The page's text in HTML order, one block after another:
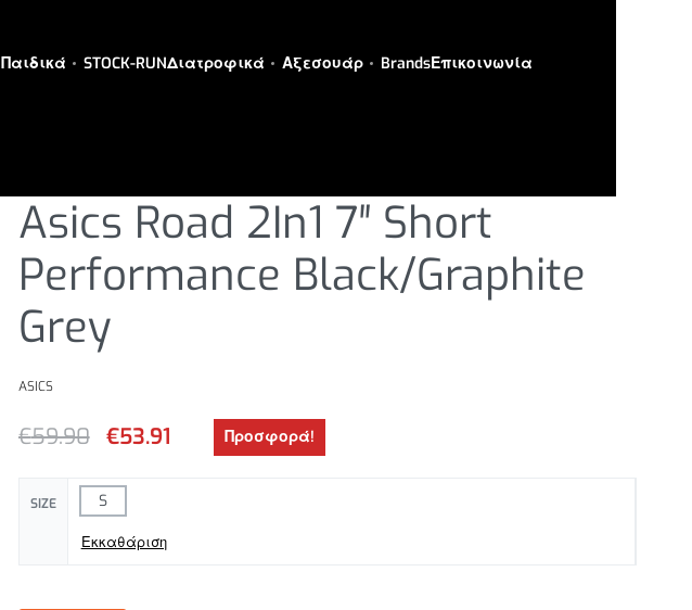
Παιδικά STOCK-RUNΔιατροφικά Αξεσουάρ BrandsΕπικοινωνία
Asics Road 2In1 7″ Short
Performance Black/Graphite
Grey
ASICS
€59.90 €53.91 Προσφορά!
SIZE S
Εκκαθάριση